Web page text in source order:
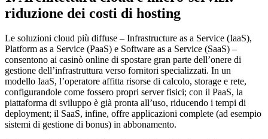
riduzione dei costi di hosting
Le soluzioni cloud più diffuse – Infrastructure as a Service (IaaS),
Platform as a Service (PaaS) e Software as a Service (SaaS) –
consentono ai casinò online di spostare gran parte dell’onere di
gestione dell’infrastruttura verso fornitori specializzati. In un
modello IaaS, l’operatore affitta risorse di calcolo, storage e rete,
configurandole come fossero propri server fisici; con il PaaS, la
piattaforma di sviluppo è già pronta all’uso, riducendo i tempi di
deployment; il SaaS, infine, offre applicazioni complete (ad esempio
sistemi di gestione di bonus) in abbonamento.